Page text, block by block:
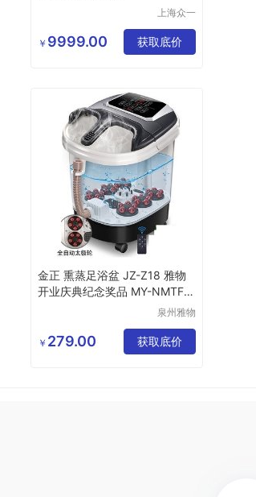
上海众一
有限公司
￥ 9999.00 获取底价
金正 熏蒸足浴盆 JZ-Z18 雅物
开业庆典纪念奖品 MY-NMTF-L
泉州雅物
公司
￥ 279.00 获取底价